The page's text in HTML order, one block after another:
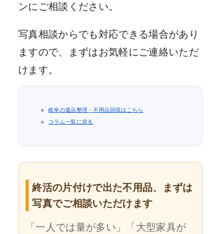
ンにご相談ください。
写真相談からでも対応できる場合があり
ますので、まずはお気軽にご連絡いただ
けます。
岐阜の遺品整理・不用品回収はこちら
コラム一覧に戻る
終活の片付けで出た不用品、まずは
写真でご相談いただけます
「一人では量が多い」「大型家具が